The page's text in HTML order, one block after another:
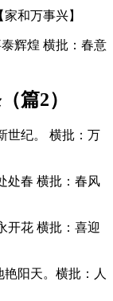
和万事兴】
辉煌 横批：春意
篇2）
世纪。 横批：万
处春 横批：春风
开花 横批：喜迎
阳天。横批：人